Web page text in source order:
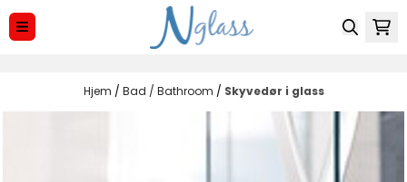
Hopp til innhold
Hjem / Bad / Bathroom / Skyvedør i glass